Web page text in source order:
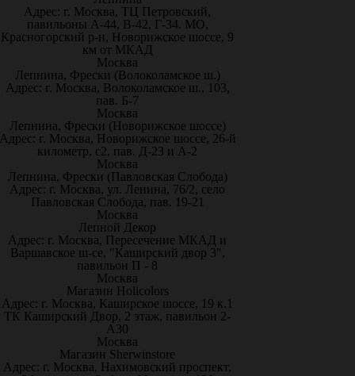
Адрес: г. Москва, ТЦ Петровский,
павильоны А-44, В-42, Г-34. МО,
Красногорский р-н, Новорижское шоссе, 9
км от МКАД
Москва
Лепнина, Фрески (Волоколамское ш.)
Адрес: г. Москва, Волоколамское ш., 103,
пав. Б-7
Москва
Лепнина, Фрески (Новорижское шоссе)
г. Москва, Новорижское шоссе, 26-й
километр, с2, пав. Д-23 и А-2
Москва
Лепнина, Фрески (Павловская Слобода)
Адрес: г. Москва, ул. Ленина, 76/2, село
Павловская Слобода, пав. 19-21
Москва
Лепной Декор
Адрес: г. Москва, Пересечение МКАД и
Варшавское ш-се, "Каширский двор 3",
павильон П - 8
Москва
Магазин Holicolors
Адрес: г. Москва, Каширское шоссе, 19 к.1
ТК Каширский Двор, 2 этаж, павильон 2-
А30
Москва
Магазин Sherwinstore
Адрес: г. Москва, Нахимовский проспект,